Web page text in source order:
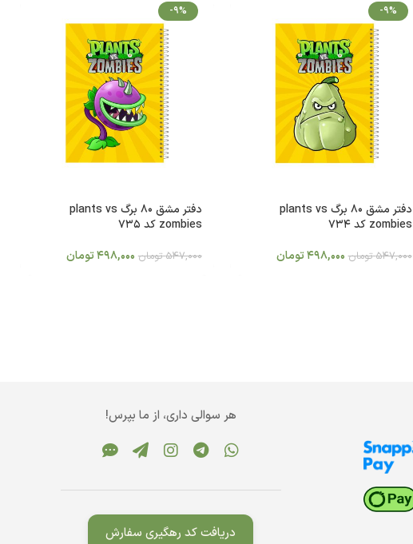
-9%
دفتر مشق 80 برگ plants vs
zombies کد 734
547,000 تومان 498,000تومان
-9%
دفتر مشق 80 برگ plants vs
zombies کد 735
547,000 تومان 498,000تومان
هر سوالی داری، از ما بپرس!
دریافت کد رهگیری سفارش